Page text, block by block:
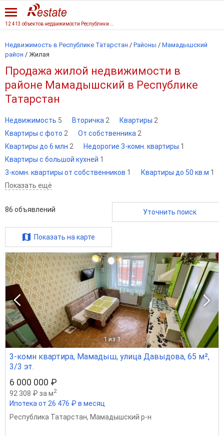
Недвижимость в Республике Татарстан / Районы / Мамадышский
район / Жилая
Продажа жилой недвижимости в
районе Мамадышский в Республике
Татарстан
Недвижимость 5 Вторичка 2 Квартиры 2
Квартиры с фото 2 От собственника 2
Квартиры до 6 млн 2 Недорогие 3-комн. квартиры 1
Квартиры с большой кухней 1
3-комн. квартиры от собственников 1 Квартиры до 50 кв.м 1
Показать ещё
86 объявлений Уточнить поиск
Показать на карте
1 из 1
3-комн квартира, Мамадыш, улица Давыдова, 65 м²,
3/3 эт.
6 000 000 ₽
92 308 ₽ за м2
Ипотека от 26 476 ₽ в месяц
Республика Татарстан, Мамадышский р-н